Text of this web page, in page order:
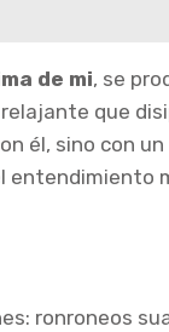
de mi, se
que
él, sino con
entendimiento
ronroneos